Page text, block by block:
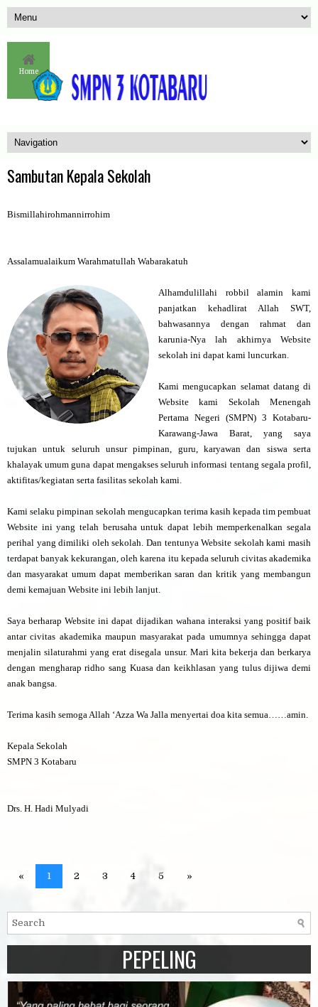
Home
Sambutan Kepala Sekolah
Bismillahirohmannirrohim
Assalamualaikum Warahmatullah Wabarakatuh
Alhamdulillahi robbil alamin kami
panjatkan kehadlirat Allah SWT,
bahwasannya dengan rahmat dan
karunia-Nya lah akhirnya Website
sekolah ini dapat kami luncurkan.
Kami mengucapkan selamat datang di
Website kami Sekolah Menengah
Pertama Negeri (SMPN) 3 Kotabaru-
Karawang-Jawa Barat, yang saya
tujukan untuk seluruh unsur pimpinan, guru, karyawan dan siswa serta
khalayak umum guna dapat mengakses seluruh informasi tentang segala profil,
aktifitas/kegiatan serta fasilitas sekolah kami.
Kami selaku pimpinan sekolah mengucapkan terima kasih kepada tim pembuat
Website ini yang telah berusaha untuk dapat lebih memperkenalkan segala
perihal yang dimiliki oleh sekolah. Dan tentunya Website sekolah kami masih
terdapat banyak kekurangan, oleh karena itu kepada seluruh civitas akademika
dan masyarakat umum dapat memberikan saran dan kritik yang membangun
demi kemajuan Website ini lebih lanjut.
Saya berharap Website ini dapat dijadikan wahana interaksi yang positif baik
antar civitas akademika maupun masyarakat pada umumnya sehingga dapat
menjalin silaturahmi yang erat disegala unsur. Mari kita bekerja dan berkarya
dengan mengharap ridho sang Kuasa dan keikhlasan yang tulus dijiwa demi
anak bangsa.
Terima kasih semoga Allah ‘Azza Wa Jalla menyertai doa kita semua……amin.
Kepala Sekolah
SMPN 3 Kotabaru
Drs. H. Hadi Mulyadi
« 1 2 3 4 5 »
PEPELING